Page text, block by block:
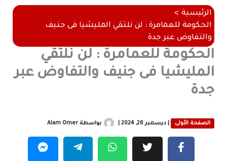
الرئيسية
الحكومة للعمامرة : لن نلتقي المليشيا فى جنيف
والتفاوض عبر جدة
الحكومة للعمامرة : لن نلتقي
المليشيا فى جنيف والتفاوض عبر
جدة
الصفحة الأولى |ديسمبر 26, 2024 بواسطة Alam Omer